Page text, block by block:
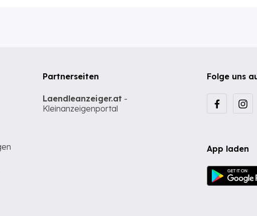
Folge uns
App laden
Partnerseiten
Laendleanzeiger.at -
Kleinanzeigenportal